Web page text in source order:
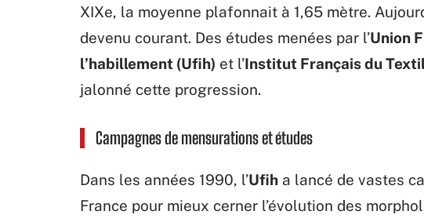
XIXe, la moyenne plafonnait à 1,65 mètre.
devenu courant. Des études menées par l’Union
l’habillement (Ufih) et l’Institut Français du
jalonné cette progression.
Campagnes de mensurations et études
Dans les années 1990, l’Ufih a lancé de vastes
France pour mieux cerner l’évolution des